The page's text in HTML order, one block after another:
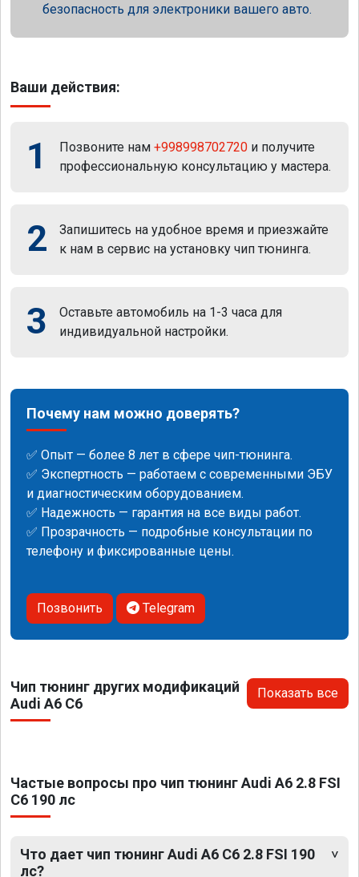
безопасность для электроники вашего авто.
Ваши действия:
1 Позвоните нам +998998702720 и получите
профессиональную консультацию у мастера.
2
Запишитесь на удобное время и приезжайте
к нам в сервис на установку чип тюнинга.
3
Оставьте автомобиль на 1-3 часа для
индивидуальной настройки.
Почему нам можно доверять?
✅ Опыт — более 8 лет в сфере чип-тюнинга.
✅ Экспертность — работаем с современными ЭБУ
и диагностическим оборудованием.
✅ Надежность — гарантия на все виды работ.
✅ Прозрачность — подробные консультации по
телефону и фиксированные цены.
Позвонить Telegram
Чип тюнинг других модификаций
Audi A6 C6
Показать все
Частые вопросы про чип тюнинг Audi A6 2.8 FSI
C6 190 лс
Что дает чип тюнинг Audi A6 C6 2.8 FSI 190
лс?